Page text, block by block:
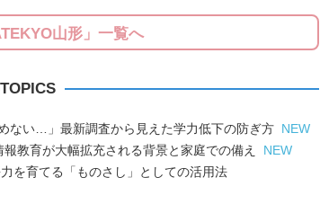
山形」一覧へ
ない…」最新調査から見えた学力低下の防ぎ方 NEW
教育が大幅拡充される背景と家庭での備え NEW
を育てる「ものさし」としての活用法